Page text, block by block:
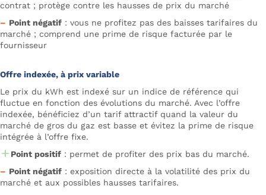
contrat ; protège contre les hausses de prix du marché
– Point négatif : vous ne profitez pas des baisses tarifaires du
marché ; comprend une prime de risque facturée par le
fournisseur
Offre indexée, à prix variable
Le prix du kWh est indexé sur un indice de référence qui
fluctue en fonction des évolutions du marché. Avec l’offre
indexée, bénéficiez d’un tarif attractif quand la valeur du
marché de gros du gaz est basse et évitez la prime de risque
intégrée à l’offre fixe.
Point positif: permet de profiter des prix bas du marché.
– Point négatif : exposition directe à la volatilité des prix du
marché et aux possibles hausses tarifaires.